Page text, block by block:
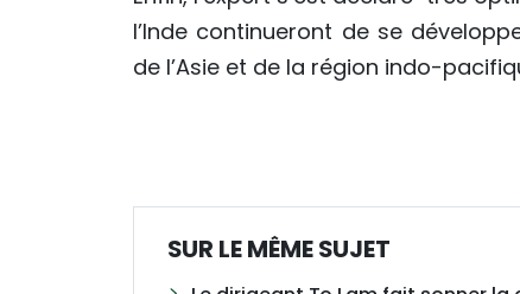
l’Inde continueront de se
de l’Asie et de la région indo-
SUR LE MÊME SUJET